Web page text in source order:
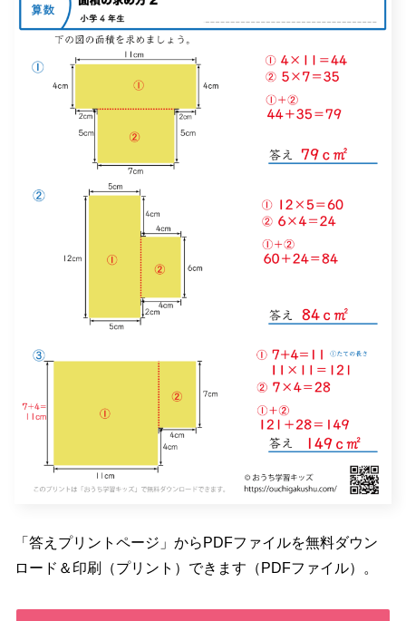
「答えプリントページ」からPDFファイルを無料ダウン
ロード＆印刷（プリント）できます（PDFファイル）。